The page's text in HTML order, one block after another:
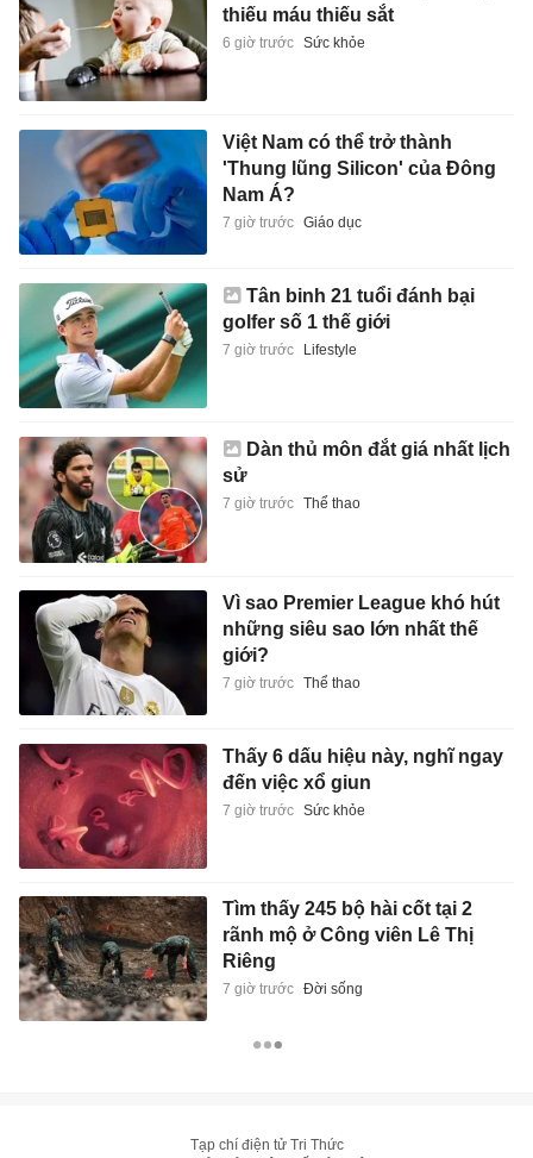
thiếu máu thiếu sắt
6 giờ trước Sức khỏe
Việt Nam có thể trở thành
'Thung lũng Silicon' của Đông
Nam Á?
7 giờ trước Giáo dục
Tân binh 21 tuổi đánh bại
golfer số 1 thế giới
7 giờ trước Lifestyle
Dàn thủ môn đắt giá nhất lịch
sử
7 giờ trước Thể thao
Vì sao Premier League khó hút
những siêu sao lớn nhất thế
giới?
7 giờ trước Thể thao
Thấy 6 dấu hiệu này, nghĩ ngay
đến việc xổ giun
7 giờ trước Sức khỏe
Tìm thấy 245 bộ hài cốt tại 2
rãnh mộ ở Công viên Lê Thị
Riêng
7 giờ trước Đời sống
Tạp chí điện tử Tri Thức